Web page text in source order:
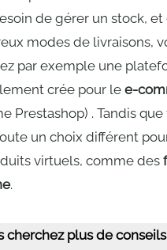
de gérer un stock, et
modes de livraisons,
par exemple une
crée pour lee-
Prestashop) . Tandis
un choix différent
virtuels, comme des
.
cherchez plus de